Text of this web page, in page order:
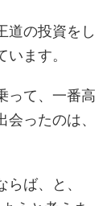
道の投資をし
ます。
って、一番高
ったのは、
ば、と、